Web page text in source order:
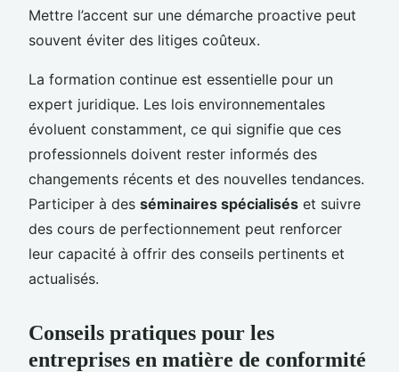
Mettre l’accent sur une démarche proactive peut
souvent éviter des litiges coûteux.
La formation continue est essentielle pour un
expert juridique. Les lois environnementales
évoluent constamment, ce qui signifie que ces
professionnels doivent rester informés des
changements récents et des nouvelles tendances.
Participer à des séminaires spécialisés et suivre
des cours de perfectionnement peut renforcer
leur capacité à offrir des conseils pertinents et
actualisés.
Conseils pratiques pour les
entreprises en matière de conformité